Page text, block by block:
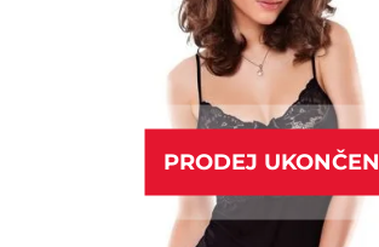
PRODEJ UKONČEN